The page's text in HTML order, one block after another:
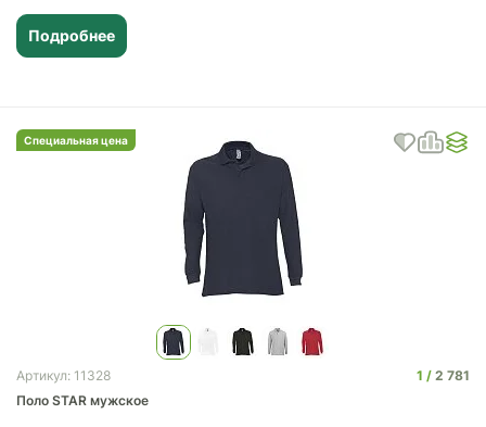
Подробнее
Специальная цена
Артикул: 11328 1
2 781
Поло STAR мужское